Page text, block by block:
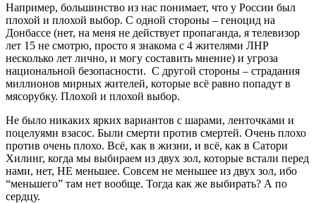
Например, большинство из нас понимает, что у России был
плохой и плохой выбор. С одной стороны – геноцид на
Донбассе (нет, на меня не действует пропаганда, я телевизор
лет 15 не смотрю, просто я знакома с 4 жителями ЛНР
несколько лет лично, и могу составить мнение) и угроза
национальной безопасности. С другой стороны – страдания
миллионов мирных жителей, которые всё равно попадут в
мясорубку. Плохой и плохой выбор.
Не было никаких ярких вариантов с шарами, ленточками и
поцелуями взасос. Были смерти против смертей. Очень плохо
против очень плохо. Всё, как в жизни, и всё, как в Сатори
Хилинг, когда мы выбираем из двух зол, которые встали перед
нами, нет, НЕ меньшее. Совсем не меньшее из двух зол, ибо
“меньшего” там нет вообще. Тогда как же выбирать? А по
сердцу.